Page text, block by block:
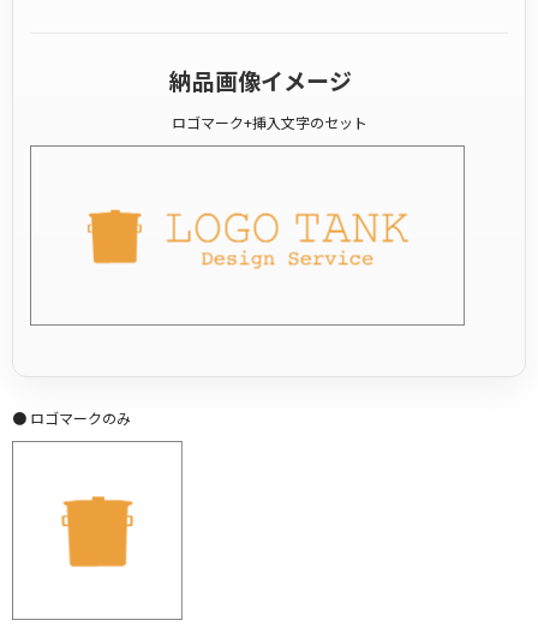
納品画像イメージ
ロゴマーク+挿入文字のセット
● ロゴマークのみ